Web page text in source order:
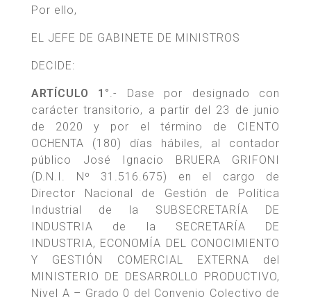
Por ello,
EL JEFE DE GABINETE DE MINISTROS
DECIDE:
ARTÍCULO 1°.- Dase por designado con
carácter transitorio, a partir del 23 de junio
de 2020 y por el término de CIENTO
OCHENTA (180) días hábiles, al contador
público José Ignacio BRUERA GRIFONI
(D.N.I. Nº 31.516.675) en el cargo de
Director Nacional de Gestión de Política
Industrial de la SUBSECRETARÍA DE
INDUSTRIA de la SECRETARÍA DE
INDUSTRIA, ECONOMÍA DEL CONOCIMIENTO
Y GESTIÓN COMERCIAL EXTERNA del
MINISTERIO DE DESARROLLO PRODUCTIVO,
Nivel A – Grado 0 del Convenio Colectivo de